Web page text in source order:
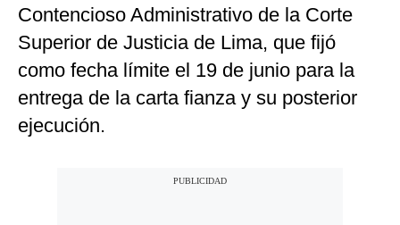
Contencioso Administrativo de la Corte
Superior de Justicia de Lima, que fijó
como fecha límite el 19 de junio para la
entrega de la carta fianza y su posterior
ejecución.